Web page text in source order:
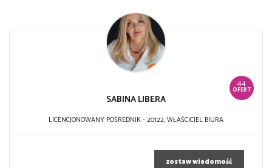
44
OFERT
SABINA LIBERA
LICENCJONOWANY POŚREDNIK - 20122, WŁAŚCICIEL BIURA
zostaw wiadomość